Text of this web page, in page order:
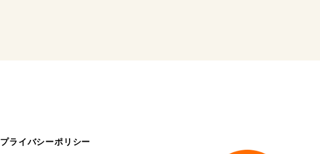
プライバシーポリシー